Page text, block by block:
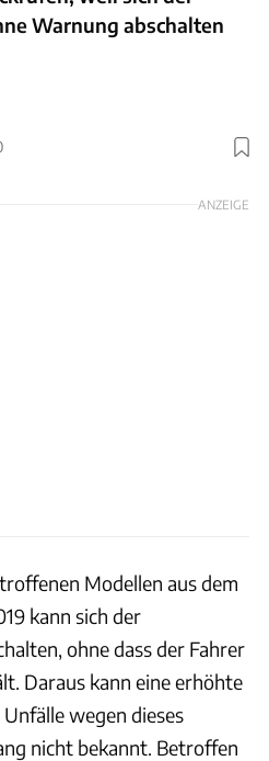
Warnung abschalten
Foto: Smart
ANZEIGE
Modellen aus dem
kann sich der
ohne dass der Fahrer
Daraus kann eine erhöhte
wegen dieses
nicht bekannt. Betroffen